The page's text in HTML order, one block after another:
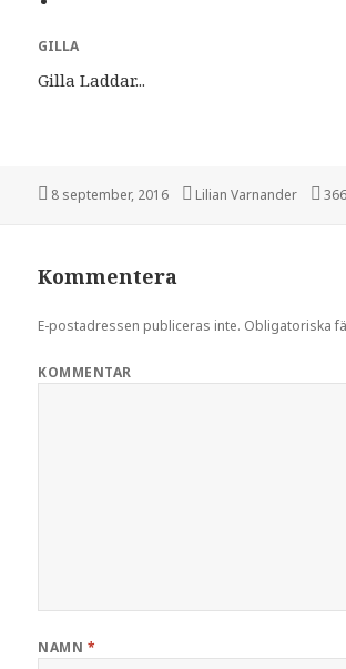
GILLA
Gilla Laddar...
Postat
8 september, 2016 Författare
Lilian Varnander
Kommentera
E-postadressen publiceras inte. Obligatoriska
KOMMENTAR
NAMN *